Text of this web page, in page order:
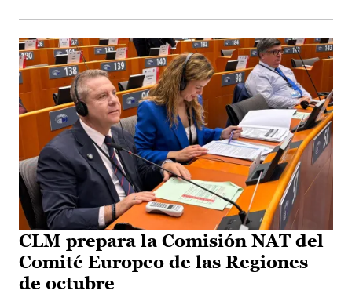
CLM prepara la Comisión NAT del
Comité Europeo de las Regiones
de octubre